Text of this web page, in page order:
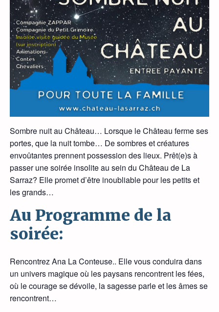
Sombre nuit au Château… Lorsque le Château ferme ses
portes, que la nuit tombe… De sombres et créatures
envoûtantes prennent possession des lieux. Prêt(e)s à
passer une soirée insolite au sein du Château de La
Sarraz? Elle promet d’être inoubliable pour les petits et
les grands…
Au Programme de la
soirée:
Rencontrez Ana La Conteuse.. Elle vous conduira dans
un univers magique où les paysans rencontrent les fées,
où le courage se dévoile, la sagesse parle et les âmes se
rencontrent…